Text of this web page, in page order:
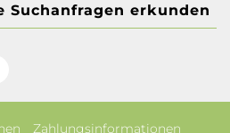
Suchanfragen erkunden
Zahlungsinformationen